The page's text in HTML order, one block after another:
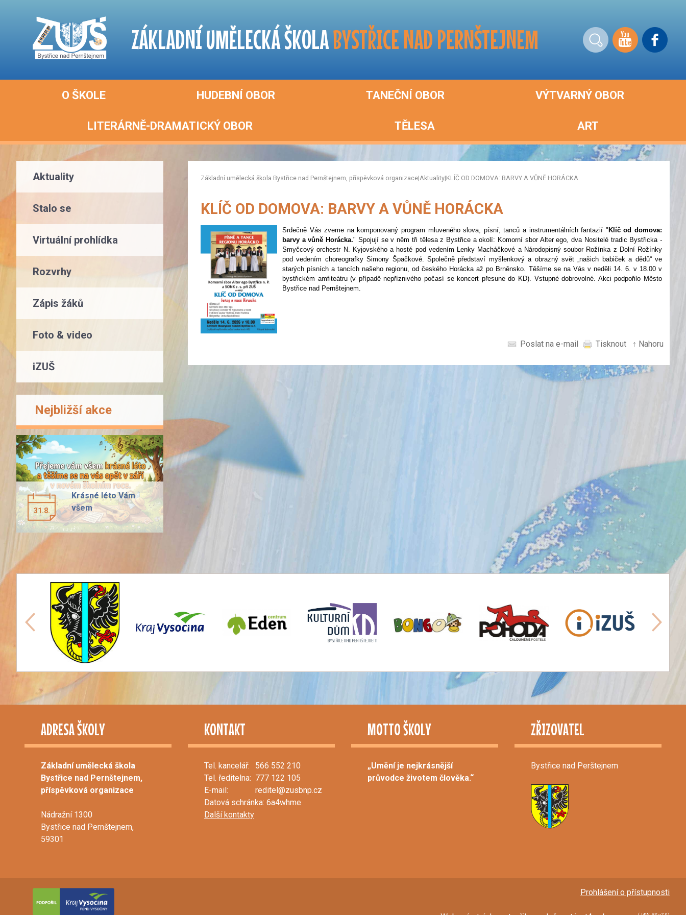
ZÁKLADNÍ UMĚLECKÁ ŠKOLABYSTŘICE NAD PERNŠTEJNEM
O ŠKOLE HUDEBNÍ OBOR TANEČNÍ OBOR VÝTVARNÝ OBOR
LITERÁRNĚ-DRAMATICKÝ OBOR TĚLESA ART
Základní umělecká škola Bystřice nad Pernštejnem, příspěvková organizace|Aktuality|KLÍČ OD DOMOVA: BARVY A VŮNĚ HORÁCKA
KLÍČ OD DOMOVA: BARVY A VŮNĚ HORÁCKA
Srdečně Vás zveme na komponovaný program mluveného slova, písní, tanců a instrumentálních fantazií " Klíč od domova:
barvy a vůně Horácka." Spojují se v něm tři tělesa z Bystřice a okolí: Komorní sbor Alter ego,dva Nositelé tradic Bystřicka-
Smyčcový orchestr N. Kyjovského a hosté pod vedením Lenky Macháčkové a Národopisný soubor Rožínka z Dolní Rožínky
pod vedením choreografky Simony Špačkové. Společně představí myšlenkový a obrazný svět „našich babiček a dědů“ ve
starých písních a tancích našeho regionu, od českého Horácka až po Brněnsko. Těšíme se na Vás v neděli 14. 6. v 18.00 v
bystřickém amfiteátru (v případě nepříznivého počasí se koncert přesune do KD). Vstupné dobrovolné. Akci podpořilo Město
Bystřice nad Pernštejnem.
Poslat na e-mail Tisknout ↑ Nahoru
Aktuality
Stalo se
Virtuální prohlídka
Rozvrhy
Zápis žáků
Foto & video
iZUŠ
Nejbližší akce
31.8.
Krásné léto Vám
všem
předchozí
ADRESA ŠKOLY
Základní umělecká škola
Bystřice nad Pernštejnem,
příspěvková organizace
Nádražní 1300
Bystřice nad Pernštejnem,
59301
KONTAKT
Tel. kancelář:
566 552 210
Tel. ředitelna: 777 122 105
E-mail:
reditel@zusbnp.cz
Datová schránka: 6a4whme
Další kontakty
MOTTO ŠKOLY
„Umění je nejkrásnější
průvodce životem člověka.“
ZŘIZOVATEL
Bystřice nad Perštejnem
Prohlášení o přístupnosti